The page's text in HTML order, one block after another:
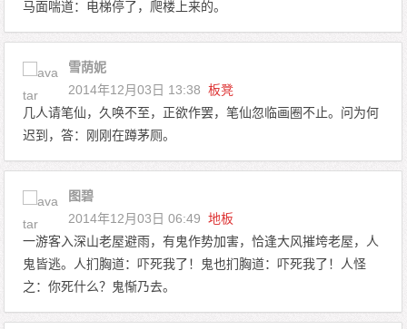
马面喘道：电梯停了，爬楼上来的。
雪荫妮
2014年12月03日 13:38 板凳
几人请笔仙，久唤不至，正欲作罢，笔仙忽临画圈不止。问为何
迟到，答：刚刚在蹲茅厕。
图碧
2014年12月03日 06:49 地板
一游客入深山老屋避雨，有鬼作势加害，恰逢大风摧垮老屋，人
鬼皆逃。人扪胸道：吓死我了！鬼也扪胸道：吓死我了！人怪
之：你死什么？鬼惭乃去。